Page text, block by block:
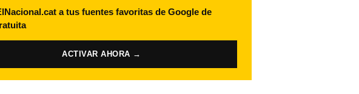
a tus fuentes favoritas de Google de
ACTIVAR AHORA →